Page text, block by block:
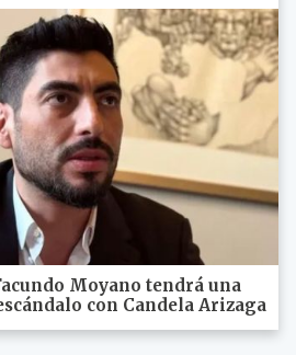
Moyano tendrá una
con Candela Arizaga